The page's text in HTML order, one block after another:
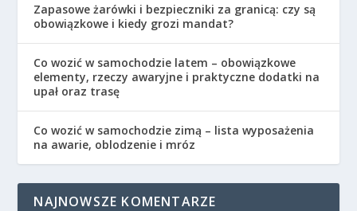
Zapasowe żarówki i bezpieczniki za granicą: czy są
obowiązkowe i kiedy grozi mandat?
Co wozić w samochodzie latem – obowiązkowe
elementy, rzeczy awaryjne i praktyczne dodatki na
upał oraz trasę
Co wozić w samochodzie zimą – lista wyposażenia
na awarie, oblodzenie i mróz
NAJNOWSZE KOMENTARZE